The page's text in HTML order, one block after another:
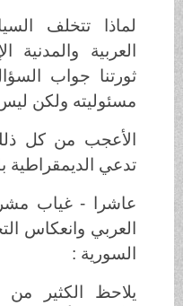
لماذا تتخلف
العربية والمدنية
ثورتنا جواب
مسئوليته ولكن ليس
الأعجب من كل
تدعي الديمقراطية
عاشرا - غياب مشروع
العربي وانعكاس
السورية :
يلاحظ الكثير من